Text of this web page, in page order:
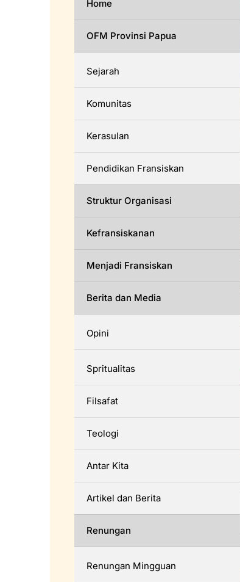
Home
OFM Provinsi Papua
Sejarah
Komunitas
Kerasulan
Pendidikan Fransiskan
Struktur Organisasi
Kefransiskanan
Menjadi Fransiskan
Berita dan Media
Opini
Spritualitas
Filsafat
Teologi
Antar Kita
Artikel dan Berita
Renungan
Renungan Mingguan